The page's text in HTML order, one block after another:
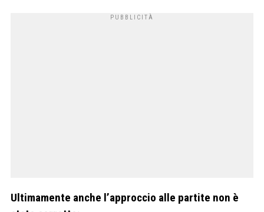
Ultimamente anche l’approccio alle partite non è